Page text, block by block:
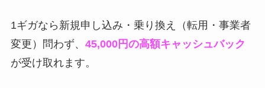
1ギガなら新規申し込み・乗り換え（転用・事業者
変更）問わず、 45,000円の高額キャッシュバック
が受け取れます。